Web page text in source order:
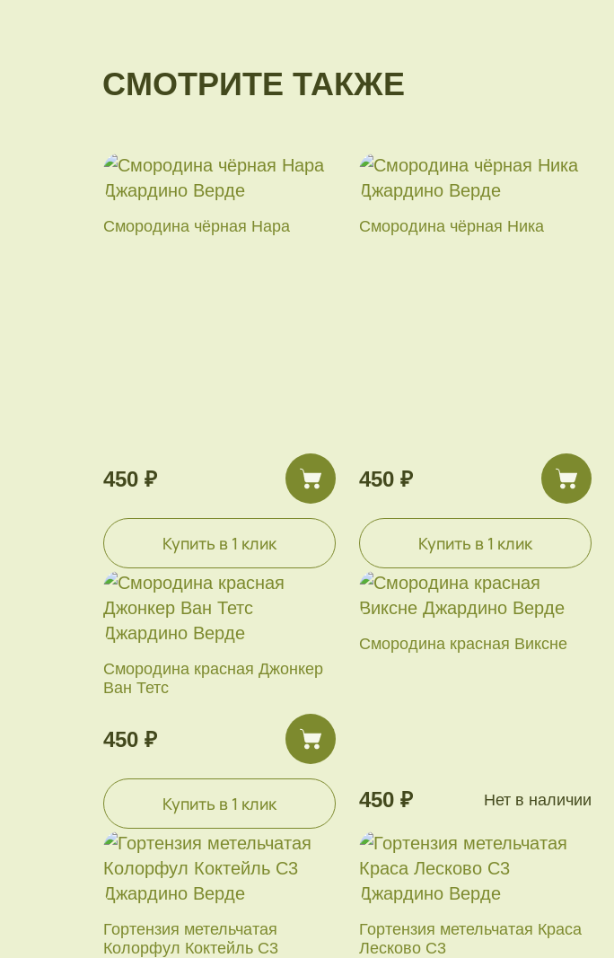
СМОТРИТЕ ТАКЖЕ
Смородина чёрная Нара
450 ₽
Купить в 1 клик
Смородина чёрная Ника
450 ₽
Купить в 1 клик
Смородина красная Джонкер
Ван Тетс
450 ₽
Купить в 1 клик
Смородина красная Виксне
450 ₽ Нет в наличии
Гортензия метельчатая
Колорфул Коктейль С3
Гортензия метельчатая Краса
Лесково С3